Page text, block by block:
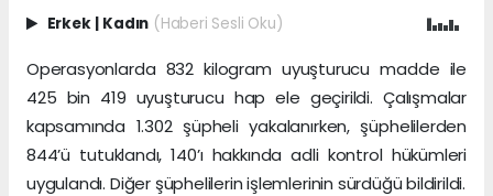
Erkek | Kadın (Haberi Sesli Oku)
Operasyonlarda 832 kilogram uyuşturucu madde ile
425 bin 419 uyuşturucu hap ele geçirildi. Çalışmalar
kapsamında 1.302 şüpheli yakalanırken, şüphelilerden
844’ü tutuklandı, 140’ı hakkında adli kontrol hükümleri
uygulandı. Diğer şüphelilerin işlemlerinin sürdüğü bildirildi.